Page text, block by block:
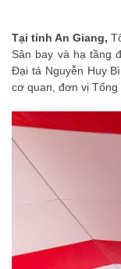
Tại tỉnh An Giang,
Sân bay và hạ tầng
Đại tá Nguyễn Huy
cơ quan, đơn vị Tổng